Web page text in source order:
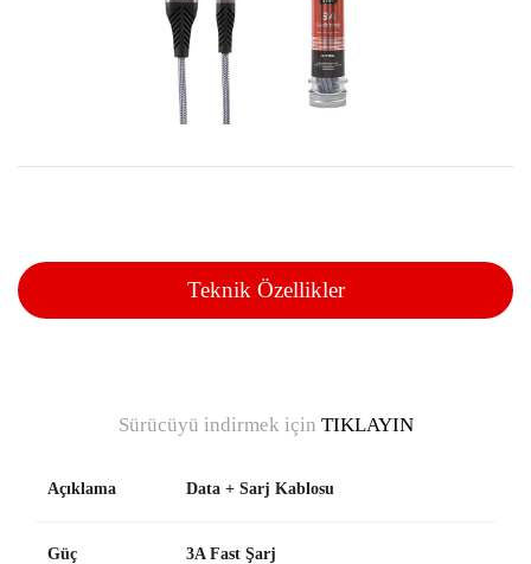
Teknik Özellikler
Sürücüyü indirmek için TIKLAYIN
Açıklama Data + Sarj Kablosu
Güç 3A Fast Şarj